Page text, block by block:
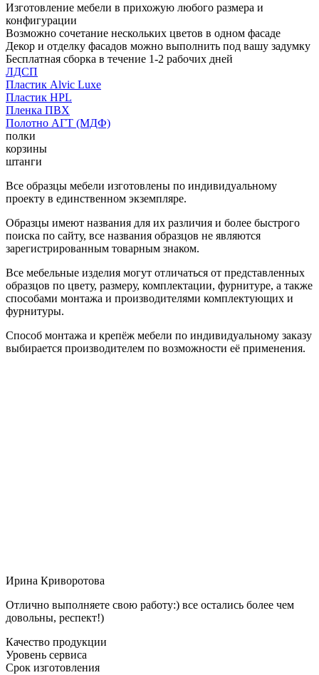
Изготовление мебели в прихожую любого размера и
конфигурации
Возможно сочетание нескольких цветов в одном фасаде
Декор и отделку фасадов можно выполнить под вашу задумку
Бесплатная сборка в течение 1-2 рабочих дней
ЛДСП
Пластик Alvic Luxe
Пластик HPL
Пленка ПВХ
Полотно АГТ (МДФ)
полки
корзины
штанги
Все образцы мебели изготовлены по индивидуальному
проекту в единственном экземпляре.
Образцы имеют названия для их различия и более быстрого
поиска по сайту, все названия образцов не являются
зарегистрированным товарным знаком.
Все мебельные изделия могут отличаться от представленных
образцов по цвету, размеру, комплектации, фурнитуре, а также
способами монтажа и производителями комплектующих и
фурнитуры.
Способ монтажа и крепёж мебели по индивидуальному заказу
выбирается производителем по возможности её применения.
Ирина Криворотова
Отлично выполняете свою работу:) все остались более чем
довольны, респект!)
Качество продукции
Уровень сервиса
Срок изготовления